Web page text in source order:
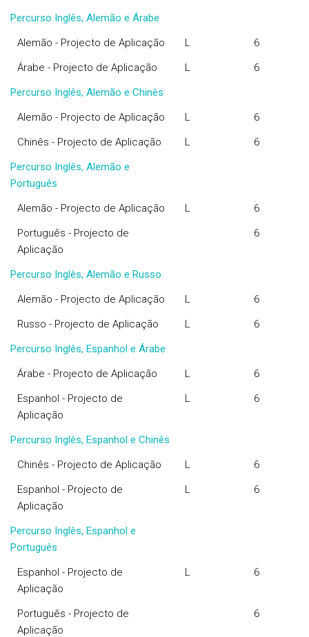
Percurso Inglês, Alemão e Árabe
Alemão - Projecto de Aplicação
L
6
Árabe - Projecto de Aplicação
L
6
Percurso Inglês, Alemão e Chinês
Alemão - Projecto de Aplicação
L
6
Chinês - Projecto de Aplicação
L
6
Percurso Inglês, Alemão e
Português
Alemão - Projecto de Aplicação
L
6
Português - Projecto de
Aplicação
6
Percurso Inglês, Alemão e Russo
Alemão - Projecto de Aplicação
L
6
Russo - Projecto de Aplicação
L
6
Percurso Inglês, Espanhol e Árabe
Árabe - Projecto de Aplicação
L
6
Espanhol - Projecto de
Aplicação
L 6
Percurso Inglês, Espanhol e Chinês
Chinês - Projecto de Aplicação
L
6
Espanhol - Projecto de
Aplicação
L 6
Percurso Inglês, Espanhol e
Português
Espanhol - Projecto de
Aplicação
L 6
Português - Projecto de
Aplicação
6